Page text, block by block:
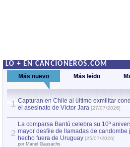
LO + EN CANCIONEROS.COM
Más nuevo Más leído
1 Capturan en Chile al último exmilitar
el asesinato de Víctor Jara [27/07/2026]
2
La comparsa Bantú celebra su 10º
mayor desfile de llamadas de candombe
hecho fuera de Uruguay [25/07/2026]
por Manel Gausachs